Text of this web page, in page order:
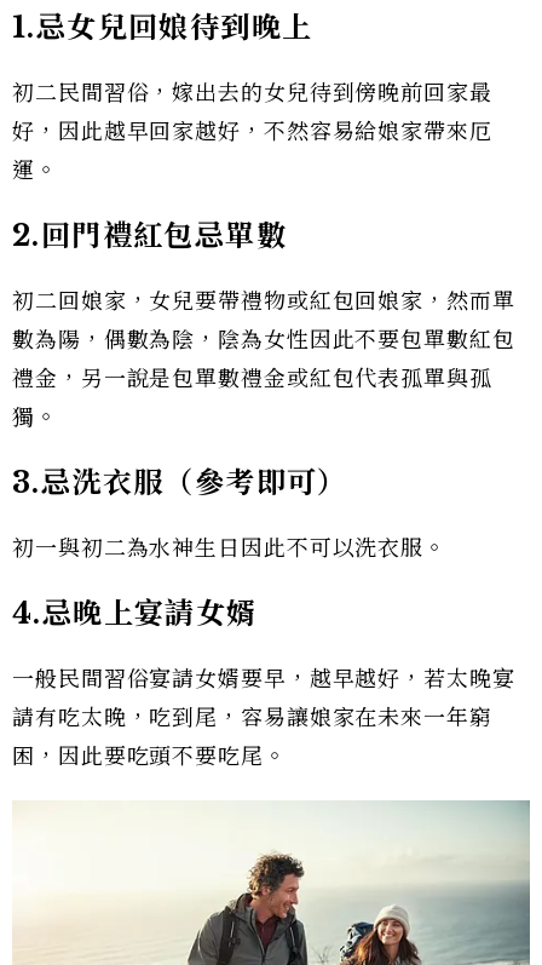
1.忌女兒回娘待到晚上
初二民間習俗，嫁出去的女兒待到傍晚前回家最
好，因此越早回家越好，不然容易給娘家帶來厄
運。
2.回門禮紅包忌單數
初二回娘家，女兒要帶禮物或紅包回娘家，然而單
數為陽，偶數為陰，陰為女性因此不要包單數紅包
禮金，另一說是包單數禮金或紅包代表孤單與孤
獨。
3.忌洗衣服（參考即可）
初一與初二為水神生日因此不可以洗衣服。
4.忌晚上宴請女婿
一般民間習俗宴請女婿要早，越早越好，若太晚宴
請有吃太晚，吃到尾，容易讓娘家在未來一年窮
困，因此要吃頭不要吃尾。